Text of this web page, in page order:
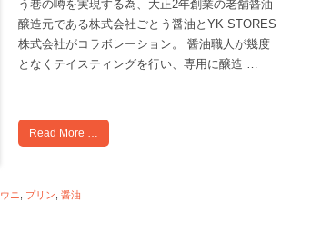
う巷の噂を実現する為、大正2年創業の老舗醤油
醸造元である株式会社ごとう醤油とYK STORES
株式会社がコラボレーション。 醤油職人が幾度
となくテイスティングを行い、専用に醸造 …
Read More …
ウニ プリン 醤油